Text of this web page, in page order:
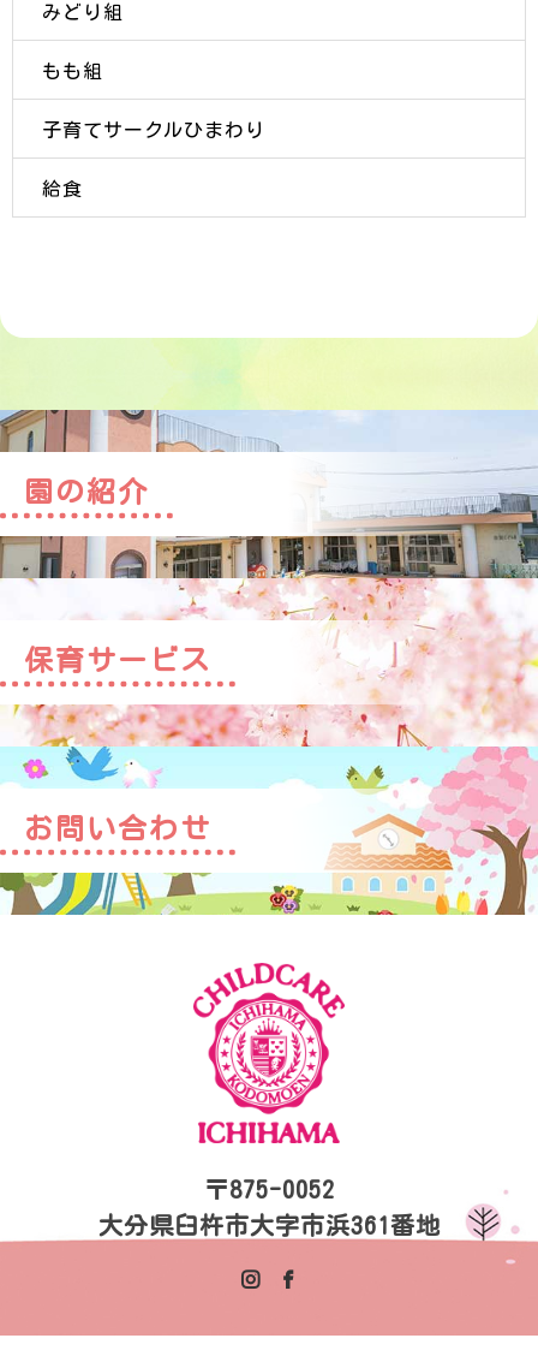
みどり組
もも組
子育てサークルひまわり
給食
園の紹介
保育サービス
お問い合わせ
〒875-0052
大分県臼杵市大字市浜361番地